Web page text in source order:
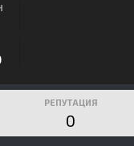
РЕПУТАЦИЯ
0